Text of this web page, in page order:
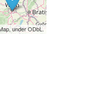
under ODbL.